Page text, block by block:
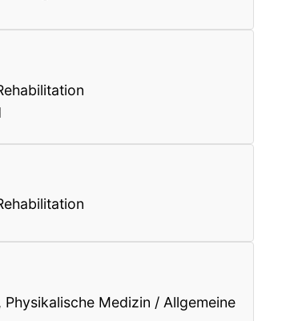
Medizin / Allgemeine